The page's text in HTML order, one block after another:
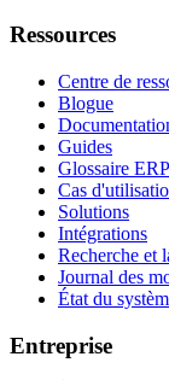
Ressources
Centre de
Blogue
Guides
Glossaire ERP
Cas
Solutions
Intégrations
Recherche et
Journal des
État du
Entreprise